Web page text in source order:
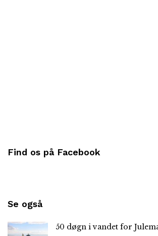
Find os på Facebook
Se også
50 døgn i vandet for